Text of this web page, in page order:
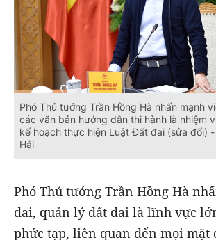
Phó Thủ tướng Trần Hồng Hà nhấn mạnh
các văn bản hướng dẫn thi hành là nhiệm
kế hoạch thực hiện Luật Đất đai (sửa đổi) -
Hải
Phó Thủ tướng Trần Hồng Hà
đai, quản lý đất đai là lĩnh vực
phức tạp, liên quan đến mọi mặt